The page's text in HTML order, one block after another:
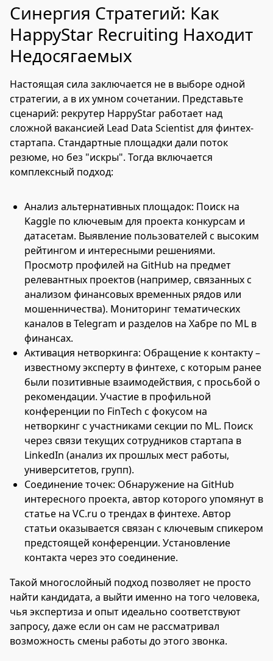
Синергия Стратегий: Как
HappyStar Recruiting Находит
Недосягаемых
Настоящая сила заключается не в выборе одной
стратегии, а в их умном сочетании. Представьте
сценарий: рекрутер HappyStar работает над
сложной вакансией Lead Data Scientist для финтех-
стартапа. Стандартные площадки дали поток
резюме, но без "искры". Тогда включается
комплексный подход:
Анализ альтернативных площадок: Поиск на
Kaggle по ключевым для проекта конкурсам и
датасетам. Выявление пользователей с высоким
рейтингом и интересными решениями.
Просмотр профилей на GitHub на предмет
релевантных проектов (например, связанных с
анализом финансовых временных рядов или
мошенничества). Мониторинг тематических
каналов в Telegram и разделов на Хабре по ML в
финансах.
Активация нетворкинга: Обращение к контакту –
известному эксперту в финтехе, с которым ранее
были позитивные взаимодействия, с просьбой о
рекомендации. Участие в профильной
конференции по FinTech с фокусом на
нетворкинг с участниками секции по ML. Поиск
через связи текущих сотрудников стартапа в
LinkedIn (анализ их прошлых мест работы,
университетов, групп).
Соединение точек: Обнаружение на GitHub
интересного проекта, автор которого упомянут в
статье на VC.ru о трендах в финтехе. Автор
статьи оказывается связан с ключевым спикером
предстоящей конференции. Установление
контакта через это соединение.
Такой многослойный подход позволяет не просто
найти кандидата, а выйти именно на того человека,
чья экспертиза и опыт идеально соответствуют
запросу, даже если он сам не рассматривал
возможность смены работы до этого звонка.